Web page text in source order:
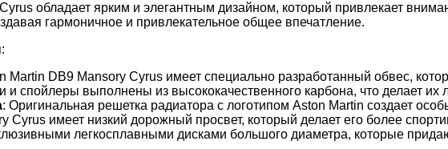
обладает ярким и элегантным дизайном, который привлекает
гармоничное и привлекательное общее впечатление.
Martin DB9 Mansory Cyrus имеет специально разработанный обвес,
спойлеры выполнены из высококачественного карбона, что делает их
: Оригинальная решетка радиатора с логотипом Aston Martin создает
Cyrus имеет низкий дорожный просвет, который делает его более
легкосплавными дисками большого диаметра, которые